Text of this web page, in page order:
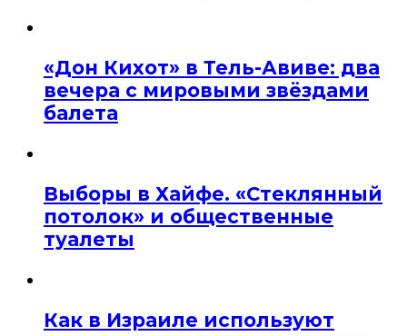
«Дон Кихот» в Тель-Авиве: два
вечера с мировыми звёздами
балета
Выборы в Хайфе. «Стеклянный
потолок» и общественные
туалеты
Как в Израиле используют